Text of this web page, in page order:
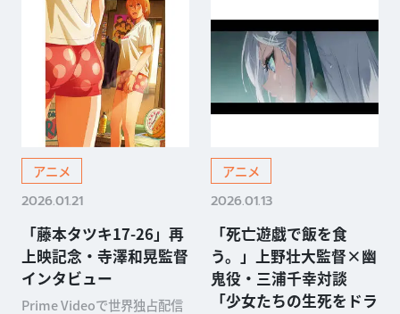
アニメ
2026.01.21
「藤本タツキ17-26」再
上映記念・寺澤和晃監督
インタビュー
Prime Videoで世界独占配信
アニメ
2026.01.13
「死亡遊戯で飯を食
う。」上野壮大監督×幽
鬼役・三浦千幸対談
「少女たちの生死をドラ